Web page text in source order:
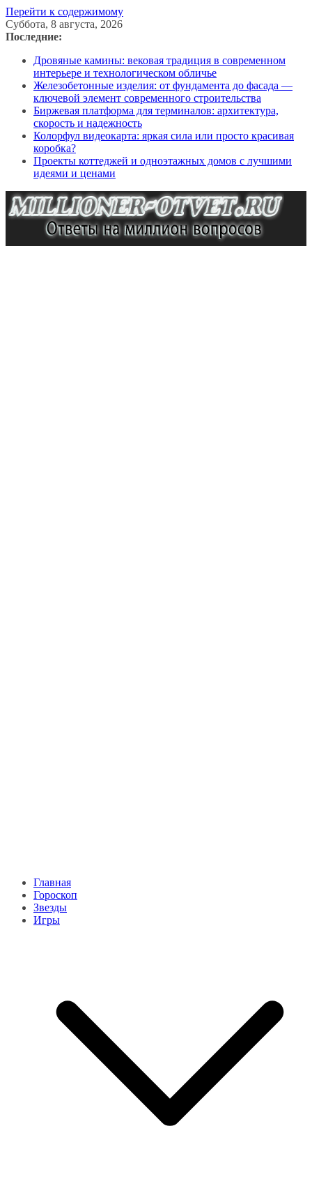
Перейти к содержимому
Суббота, 8 августа, 2026
Последние:
Дровяные камины: вековая традиция в современном
интерьере и технологическом обличье
Железобетонные изделия: от фундамента до фасада —
ключевой элемент современного строительства
Биржевая платформа для терминалов: архитектура,
скорость и надежность
Колорфул видеокарта: яркая сила или просто красивая
коробка?
Проекты коттеджей и одноэтажных домов с лучшими
идеями и ценами
Главная
Гороскоп
Звезды
Игры